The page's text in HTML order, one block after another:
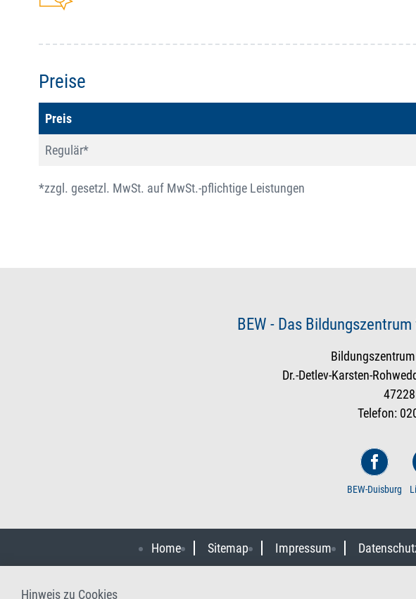
Preise
Preis
Regulär*
*zzgl. gesetzl. MwSt. auf MwSt.-pflichtige Leistungen
BEW - Das
Dr.-Detlev-Karsten-
Telefon:
BEW-Duisburg
Home Sitemap Impressum
Hinweis zu Cookies